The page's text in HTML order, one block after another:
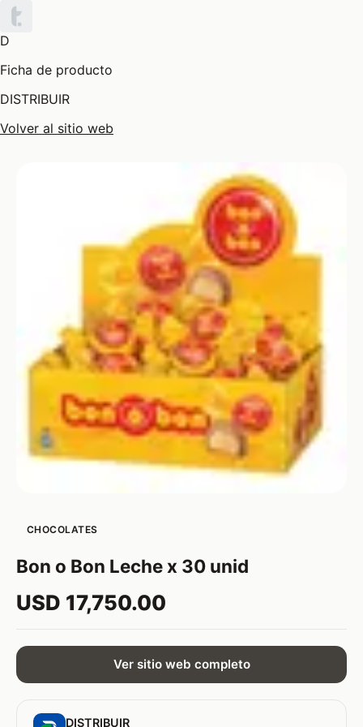
D
Ficha de producto
DISTRIBUIR
Volver al sitio web
CHOCOLATES
Bon o Bon Leche x 30 unid
USD 17,750.00
Ver sitio web completo
DISTRIBUIR